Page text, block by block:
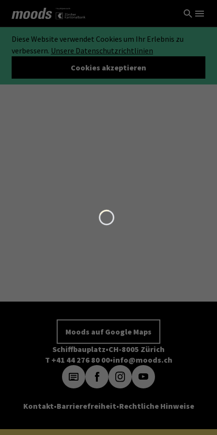
Diese Website verwendet Cookies um Ihr Erlebnis zu
verbessern. Unsere Datenschutzrichtlinien
Cookies akzeptieren
Moods auf Google Maps
Schiffbauplatz CH-8005 Zürich
T +41 44 276 80 00 info@moods.ch
Kontakt Barrierefreiheit Rechtliche Hinweise